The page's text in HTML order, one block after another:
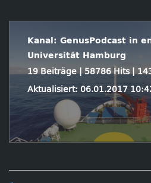
Kanal: GenusPodcast in
Universität Hamburg
19 Beiträge | 58786 Hits |
Aktualisiert: 06.01.2017